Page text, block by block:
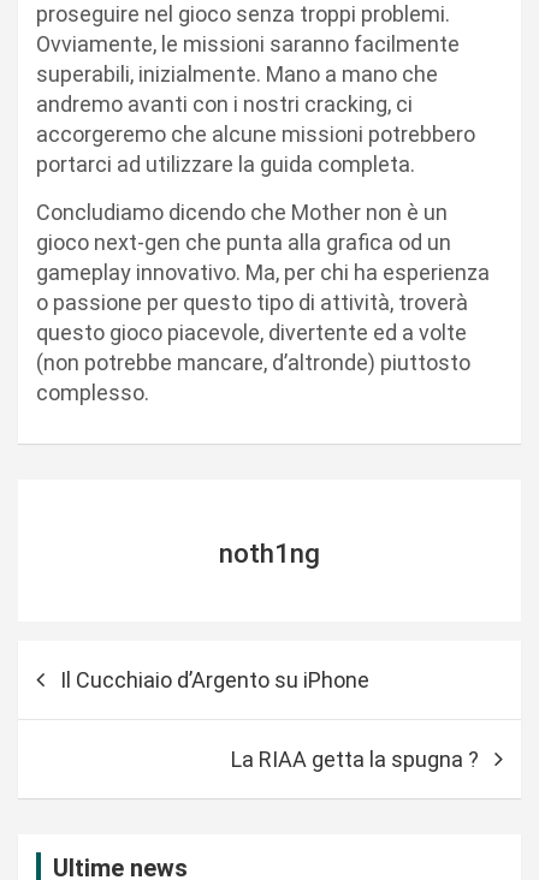
proseguire nel gioco senza troppi problemi.
Ovviamente, le missioni saranno facilmente
superabili, inizialmente. Mano a mano che
andremo avanti con i nostri cracking, ci
accorgeremo che alcune missioni potrebbero
portarci ad utilizzare la guida completa.
Concludiamo dicendo che Mother non è un
gioco next-gen che punta alla grafica od un
gameplay innovativo. Ma, per chi ha esperienza
o passione per questo tipo di attività, troverà
questo gioco piacevole, divertente ed a volte
(non potrebbe mancare, d’altronde) piuttosto
complesso.
noth1ng
Il Cucchiaio d’Argento su iPhone
La RIAA getta la spugna ?
Ultime news